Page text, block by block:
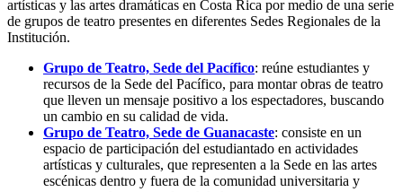
artísticas y las artes dramáticas en Costa Rica por medio de una serie
de grupos de teatro presentes en diferentes Sedes Regionales de la
Institución.
Grupo de Teatro, Sede del Pacífico: reúne estudiantes y
recursos de la Sede del Pacífico, para montar obras de teatro
que lleven un mensaje positivo a los espectadores, buscando
un cambio en su calidad de vida.
Grupo de Teatro, Sede de Guanacaste: consiste en un
espacio de participación del estudiantado en actividades
artísticas y culturales, que representen a la Sede en las artes
escénicas dentro y fuera de la comunidad universitaria y